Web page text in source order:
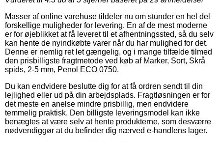
Masser af online varehuse tildeler nu om stunder en hel del
forskellige muligheder for levering. En af de mest moderne
er for øjeblikket at få leveret til et afhentningssted, så du selv
kan hente de nyindkøbte varer når du har mulighed for det.
Denne er nemlig ret let gængelig, og i mange tilfælde tilmed
den prisbilligste fragtmetode ved køb af Marker, Sort, Skrå
spids, 2-5 mm, Penol ECO 0750.
Du kan endvidere beslutte dig for at få ordren sendt til din
lejlighed eller ud på din arbejdsplads. Fragtløsningen er for
det meste en anelse mindre prisbillig, men endvidere
temmelig praktisk. Den billigste leveringsmodel kan ikke
benægtes at være selv at hente produkterne, som desværre
nødvendiggør at du befinder dig nærved e-handlens lager.